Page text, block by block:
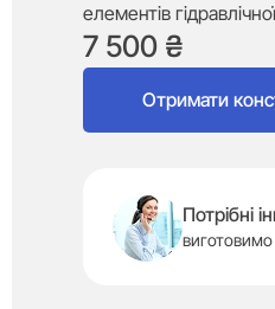
елементів
7 500 ₴
Отримати
Потрібні
виготовимо